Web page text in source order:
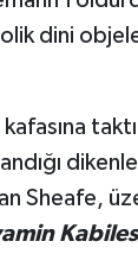
dini
Sheafe,